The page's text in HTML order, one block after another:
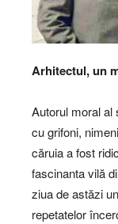
Arhitectul, un
Autorul moral al
cu grifoni,
căruia a fost
fascinanta vilă
ziua de astăzi
repetatelor